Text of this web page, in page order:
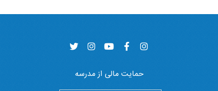
حمایت مالی از مدرسه